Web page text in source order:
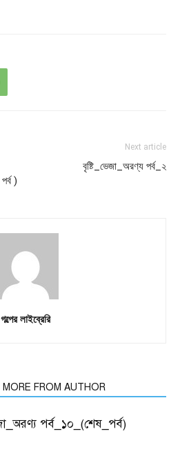
)
Next article
বৃষ্টি_ভেজা_অরণ্য পর্ব_২
গল্পের লাইব্রেরি
MORE FROM AUTHOR
পর্ব_১০_(শেষ_পর্ব)